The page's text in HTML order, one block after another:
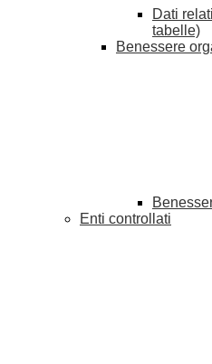
Dati
tabelle)
Benessere
Enti controllati